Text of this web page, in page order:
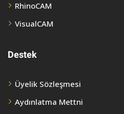
RhinoCAM
VisualCAM
Destek
Üyelik Sözleşmesi
Aydınlatma Mettni